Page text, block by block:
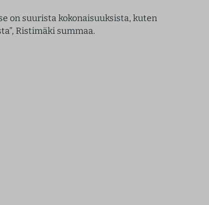
on suurista kokonaisuuksista, kuten
Ristimäki summaa.